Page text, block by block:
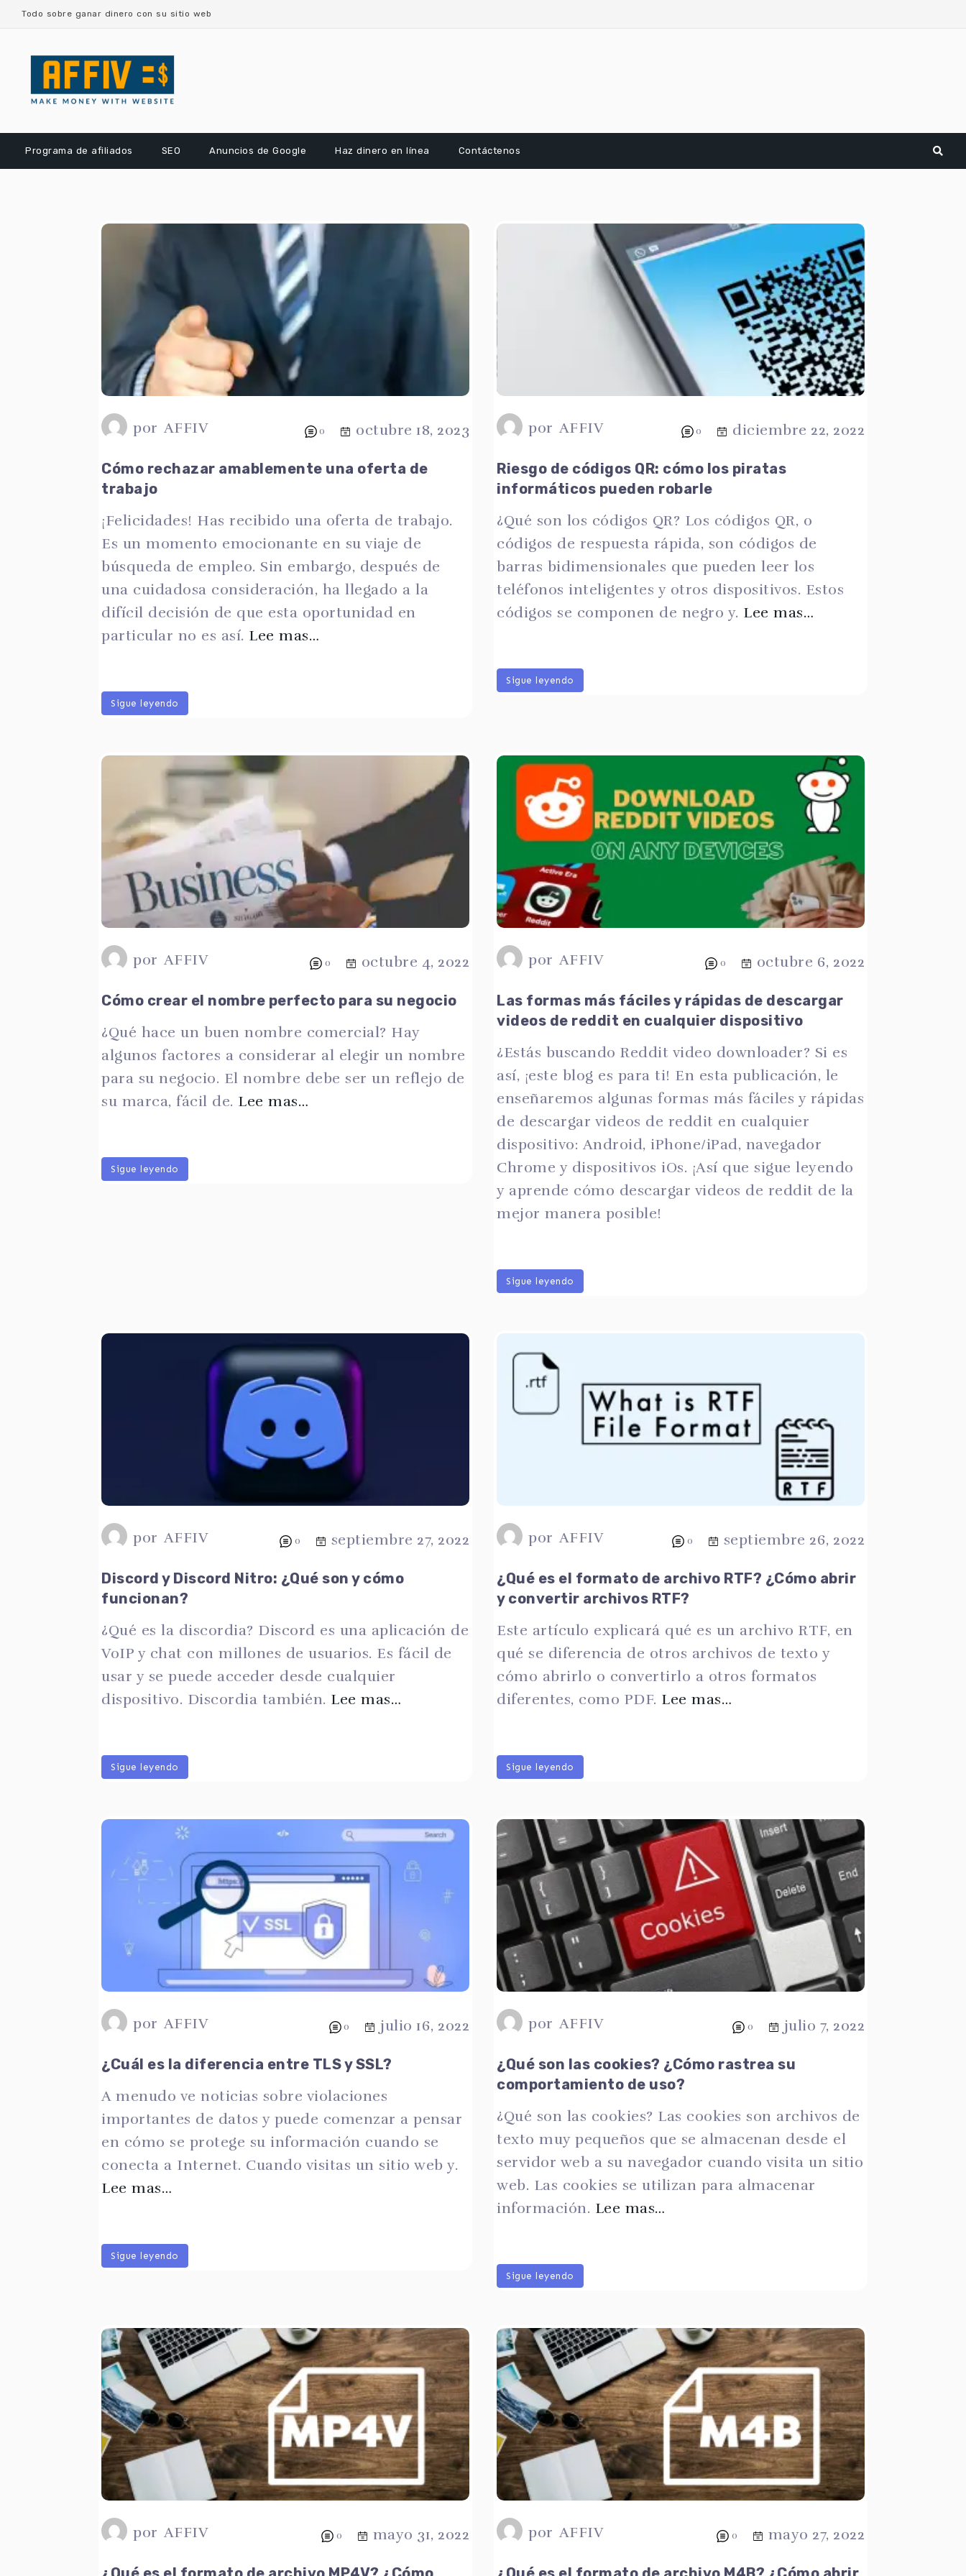
Todo sobre ganar dinero con su sitio web
Programa de afiliados SEO Anuncios de Google Haz dinero en línea Contáctenos
por AFFIV 0 octubre 18, 2023
Cómo rechazar amablemente una oferta de
trabajo
¡Felicidades! Has recibido una oferta de trabajo.
Es un momento emocionante en su viaje de
búsqueda de empleo. Sin embargo, después de
una cuidadosa consideración, ha llegado a la
difícil decisión de que esta oportunidad en
particular no es así. Lee mas…
Sigue leyendo
por AFFIV 0 diciembre 22, 2022
Riesgo de códigos QR: cómo los piratas
informáticos pueden robarle
¿Qué son los códigos QR? Los códigos QR, o
códigos de respuesta rápida, son códigos de
barras bidimensionales que pueden leer los
teléfonos inteligentes y otros dispositivos. Estos
códigos se componen de negro y. Lee mas…
Sigue leyendo
por AFFIV 0 octubre 4, 2022
Cómo crear el nombre perfecto para su negocio
¿Qué hace un buen nombre comercial? Hay
algunos factores a considerar al elegir un nombre
para su negocio. El nombre debe ser un reflejo de
su marca, fácil de. Lee mas…
Sigue leyendo
por AFFIV 0 octubre 6, 2022
Las formas más fáciles y rápidas de descargar
videos de reddit en cualquier dispositivo
¿Estás buscando Reddit video downloader? Si es
así, ¡este blog es para ti! En esta publicación, le
enseñaremos algunas formas más fáciles y rápidas
de descargar videos de reddit en cualquier
dispositivo: Android, iPhone/iPad, navegador
Chrome y dispositivos iOs. ¡Así que sigue leyendo
y aprende cómo descargar videos de reddit de la
mejor manera posible!
Sigue leyendo
por AFFIV 0 septiembre 27, 2022
Discord y Discord Nitro: ¿Qué son y cómo
funcionan?
¿Qué es la discordia? Discord es una aplicación de
VoIP y chat con millones de usuarios. Es fácil de
usar y se puede acceder desde cualquier
dispositivo. Discordia también. Lee mas…
Sigue leyendo
por AFFIV 0 septiembre 26, 2022
¿Qué es el formato de archivo RTF? ¿Cómo abrir
y convertir archivos RTF?
Este artículo explicará qué es un archivo RTF, en
qué se diferencia de otros archivos de texto y
cómo abrirlo o convertirlo a otros formatos
diferentes, como PDF. Lee mas…
Sigue leyendo
por AFFIV 0 julio 16, 2022
¿Cuál es la diferencia entre TLS y SSL?
A menudo ve noticias sobre violaciones
importantes de datos y puede comenzar a pensar
en cómo se protege su información cuando se
conecta a Internet. Cuando visitas un sitio web y.
Lee mas…
Sigue leyendo
por AFFIV 0 julio 7, 2022
¿Qué son las cookies? ¿Cómo rastrea su
comportamiento de uso?
¿Qué son las cookies? Las cookies son archivos de
texto muy pequeños que se almacenan desde el
servidor web a su navegador cuando visita un sitio
web. Las cookies se utilizan para almacenar
información. Lee mas…
Sigue leyendo
por AFFIV 0 mayo 31, 2022 por AFFIV 0 mayo 27, 2022